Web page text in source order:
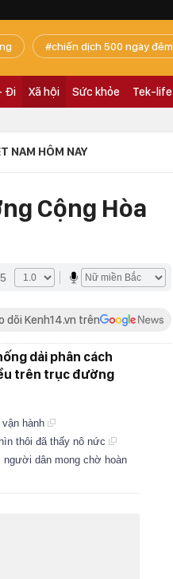
chiến dịch 500 ngày đêm
Đi Xã hội Sức khỏe Tek-life
NAM HÔM NAY
Cộng Hòa
dõi Kenh14.vn trên
dải phân cách
trên trục đường
hành
thôi đã thấy nô nức
dân mong chờ hoàn